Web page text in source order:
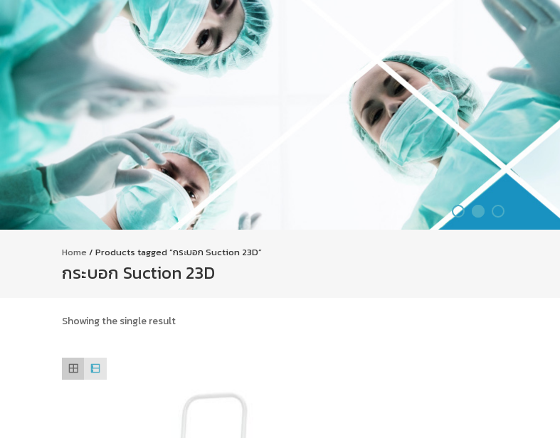
Home / Products tagged “กระบอก Suction 23D”
กระบอก Suction 23D
Showing the single result